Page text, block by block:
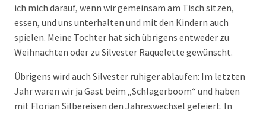
ich mich darauf, wenn wir gemeinsam am Tisch sitzen,
essen, und uns unterhalten und mit den Kindern auch
spielen. Meine Tochter hat sich übrigens entweder zu
Weihnachten oder zu Silvester Raquelette gewünscht.
Übrigens wird auch Silvester ruhiger ablaufen: Im letzten
Jahr waren wir ja Gast beim „Schlagerboom“ und haben
mit Florian Silbereisen den Jahreswechsel gefeiert. In